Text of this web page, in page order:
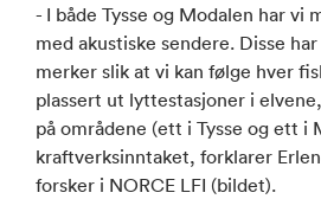
- I både Tysse og Modalen har vi
med akustiske sendere. Disse
merker slik at vi kan følge hver
plassert ut lyttestasjoner i
på områdene (ett i Tysse og ett i
kraftverksinntaket, forklarer
forsker i NORCE LFI (bildet).